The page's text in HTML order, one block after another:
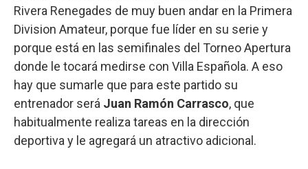
Rivera Renegades de muy buen andar en la Primera
Division Amateur, porque fue líder en su serie y
porque está en las semifinales del Torneo Apertura
donde le tocará medirse con Villa Española. A eso
hay que sumarle que para este partido su
entrenador será Juan Ramón Carrasco, que
habitualmente realiza tareas en la dirección
deportiva y le agregará un atractivo adicional.